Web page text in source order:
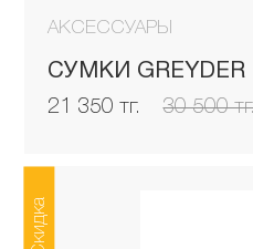
АКСЕССУАРЫ
СУМКИ GREYDER
21 350 тг. 30 500
Скидка